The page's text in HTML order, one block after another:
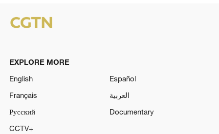
EXPLORE MORE
English
Español
Français
العربية
Русский
Documentary
CCTV+